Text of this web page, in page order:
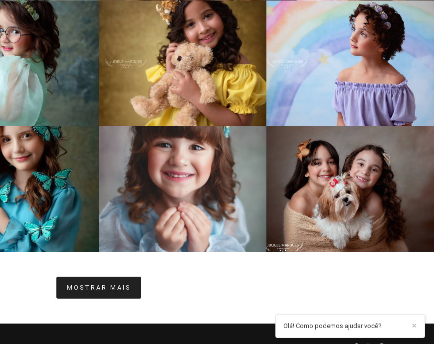
687 708 83 752 0
852 44 1149 0 1135 0
MOSTRAR MAIS
✕
Olá! Como podemos ajudar você?